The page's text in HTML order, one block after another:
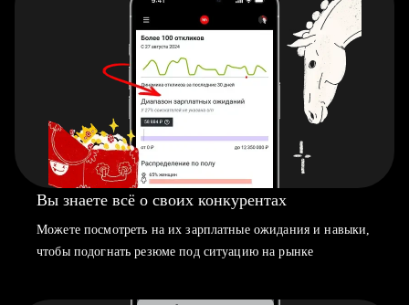
Вы знаете всё о своих конкурентах
Можете посмотреть на их зарплатные ожидания и навыки,
чтобы подогнать резюме под ситуацию на рынке